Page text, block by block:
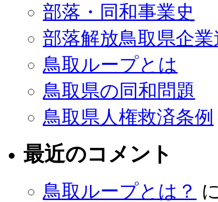
部落・同和事業史
部落解放鳥取県企
鳥取ループとは
鳥取県の同和問題
鳥取県人権救済条例
最近のコメント
鳥取ループとは？